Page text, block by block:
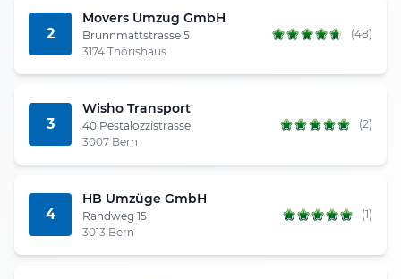
2
Movers Umzug GmbH
Brunnmattstrasse 5
3174 Thörishaus
(48)
3
Wisho Transport
40 Pestalozzistrasse
3007 Bern
(2)
4
HB Umzüge GmbH
Randweg 15
3013 Bern
(1)